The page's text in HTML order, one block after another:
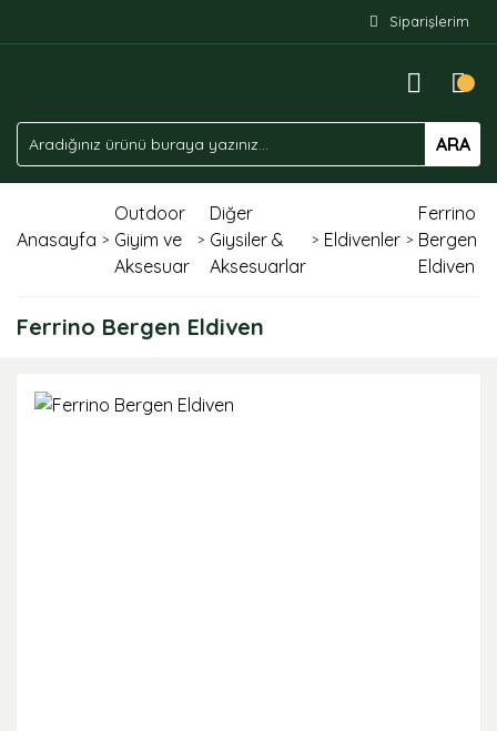
Siparişlerim
ARA
Anasayfa
Outdoor
Giyim ve
Aksesuar
Diğer
Giysiler &
Aksesuarlar
Eldivenler
Ferrino
Bergen
Eldiven
Ferrino Bergen Eldiven